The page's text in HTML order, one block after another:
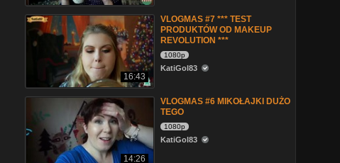
16:43
VLOGMAS #7 *** TEST
PRODUKTÓW OD MAKEUP
REVOLUTION ***
1080p
KatiGol83
14:26
VLOGMAS #6 MIKOŁAJKI DUŻO
TEGO
1080p
KatiGol83